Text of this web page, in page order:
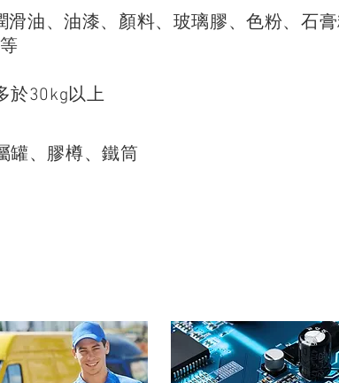
滑油、油漆、顏料、玻璃膠、色粉、石
於30kg以上
罐、膠樽、鐵筒